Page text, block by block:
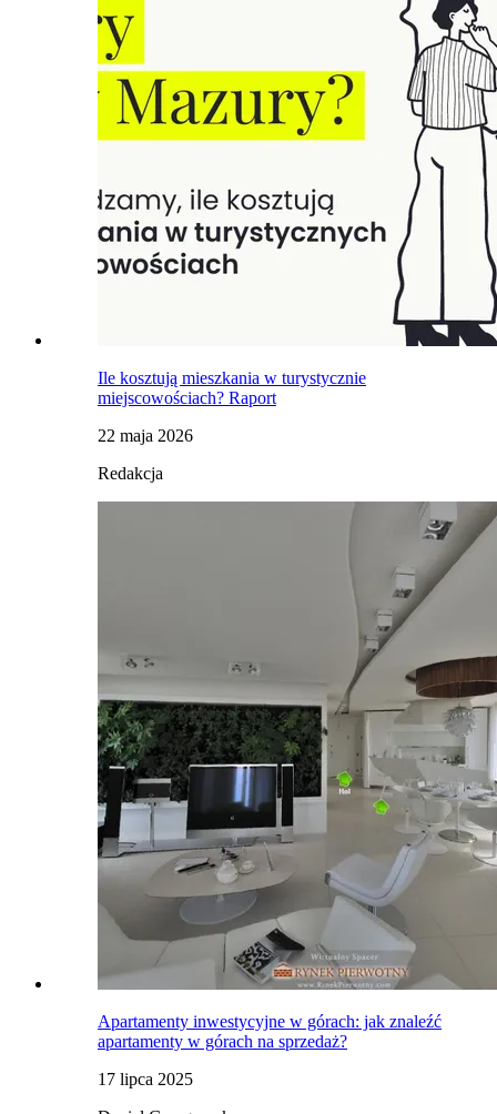
Ile kosztują mieszkania w turystycznie
miejscowościach? Raport
22 maja 2026
Redakcja
Apartamenty inwestycyjne w górach: jak znaleźć
apartamenty w górach na sprzedaż?
17 lipca 2025